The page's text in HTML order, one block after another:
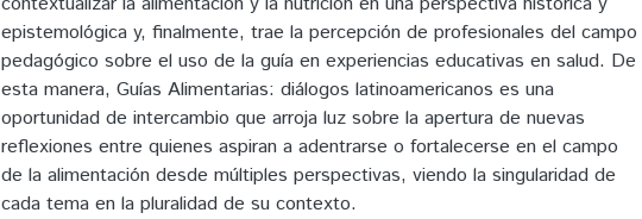
epistemológica y, finalmente, trae la percepción de profesionales del campo
pedagógico sobre el uso de la guía en experiencias educativas en salud. De
esta manera, Guías Alimentarias: diálogos latinoamericanos es una
oportunidad de intercambio que arroja luz sobre la apertura de nuevas
reflexiones entre quienes aspiran a adentrarse o fortalecerse en el campo
de la alimentación desde múltiples perspectivas, viendo la singularidad de
cada tema en la pluralidad de su contexto.